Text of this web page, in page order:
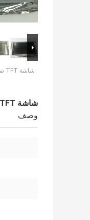
شاشة TFT صناعية مقاس 18.5 بوصة 1366 × 768 84PPI 300cd / m2 LC185EXN-SCA1
وصف